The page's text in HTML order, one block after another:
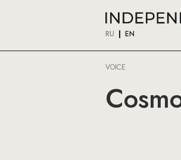
RU EN
VOICE